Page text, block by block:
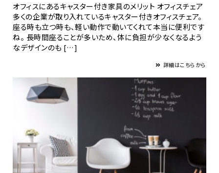
オフィスにあるキャスター付き家具のメリット オフィスチェア
多くの企業が取り入れているキャスター付きオフィスチェア。
座る時も立つ時も、軽い動作で動いてくれて本当に便利です
ね。 長時間座ることが多いため、体に負担が少なくなるよう
なデザインのも […]
詳細はこちらから